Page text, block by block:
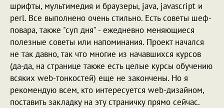
шрифты, мультимедия и браузеры, java, javascript и
perl. Все выполнено очень стильно. Есть советы шеф-
повара, также "суп дня" - ежедневно меняющиеся
полезные советы или напоминания. Проект начался
не так давно, так что многие из начавшихся курсов
(да-да, на странице также есть целые курсы обучению
всяких web-тонкостей) еще не закончены. Но я
рекомендую всем, кто интересуется web-дизайном,
поставить закладку на эту страничку прямо сейчас.